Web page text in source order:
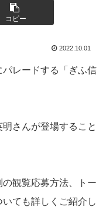
コピー
2022.10.01
レードする「ぎふ信
さんが登場すること
観覧応募方法、トー
ても詳しくご紹介し